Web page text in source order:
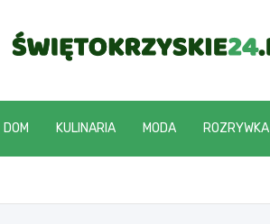
DOM KULINARIA MODA ROZRYWKA